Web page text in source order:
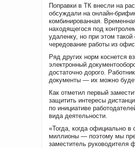
Поправки в ТК внесли на
обсуждали на онлайн-
комбинированная.
находящегося под
удаленку, но при этом
чередование работы из
Ряд других норм коснется
электронный
достаточно дорого.
документы — их можно
Как отметил первый
защитить интересы
по инициативе
вида деятельности.
«Тогда, когда официально
миллионы — поэтому мы
заместитель руководителя